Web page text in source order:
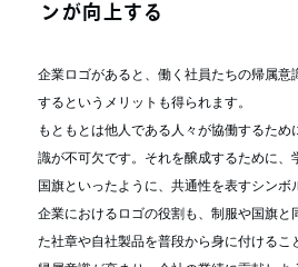
ンが向上する
企業ロゴがあると、働く社員たちの帰属意
するというメリットも得られます。
もともとは他人である人々が協働するた
識が不可欠です。それを醸成するために、
国旗といったように、共通性を表すシンボ
企業におけるロゴの役割も、制服や国旗と
た社章や自社製品を普段から身に付けるこ